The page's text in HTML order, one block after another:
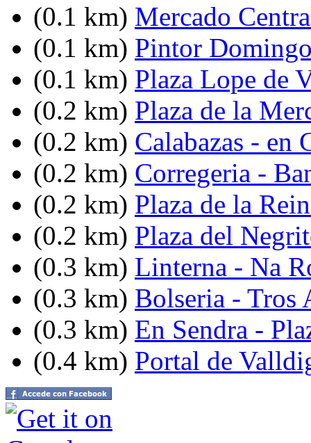
(0.1 km) Mercado
(0.1 km) Pintor
(0.1 km) Plaza Lope de
(0.2 km) Plaza de la
(0.2 km) Calabazas - en
(0.2 km) Corregeria -
(0.2 km) Plaza de la
(0.2 km) Plaza del
(0.3 km) Linterna - Na
(0.3 km) Bolseria - Tros
(0.3 km) En Sendra -
(0.4 km) Portal de